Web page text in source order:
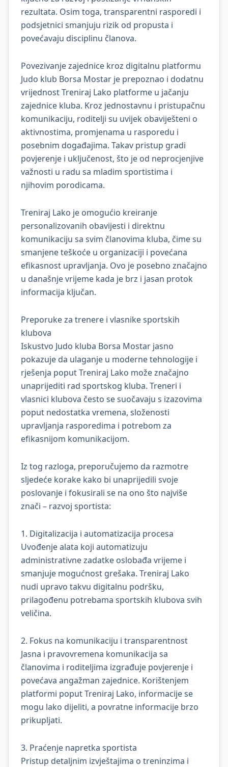
rezultata. Osim toga, transparentni rasporedi i
podsjetnici smanjuju rizik od propusta i
povećavaju disciplinu članova.
Povezivanje zajednice kroz digitalnu platformu
Judo klub Borsa Mostar je prepoznao i dodatnu
vrijednost Treniraj Lako platforme u jačanju
zajednice kluba. Kroz jednostavnu i pristupačnu
komunikaciju, roditelji su uvijek obaviješteni o
aktivnostima, promjenama u rasporedu i
posebnim događajima. Takav pristup gradi
povjerenje i uključenost, što je od neprocjenjive
važnosti u radu sa mladim sportistima i
njihovim porodicama.
Treniraj Lako je omogućio kreiranje
personalizovanih obavijesti i direktnu
komunikaciju sa svim članovima kluba, čime su
smanjene teškoće u organizaciji i povećana
efikasnost upravljanja. Ovo je posebno značajno
u današnje vrijeme kada je brz i jasan protok
informacija ključan.
Preporuke za trenere i vlasnike sportskih
klubova
Iskustvo Judo kluba Borsa Mostar jasno
pokazuje da ulaganje u moderne tehnologije i
rješenja poput Treniraj Lako može značajno
unaprijediti rad sportskog kluba. Treneri i
vlasnici klubova često se suočavaju s izazovima
poput nedostatka vremena, složenosti
upravljanja rasporedima i potrebom za
efikasnijom komunikacijom.
Iz tog razloga, preporučujemo da razmotre
sljedeće korake kako bi unaprijedili svoje
poslovanje i fokusirali se na ono što najviše
znači – razvoj sportista:
1. Digitalizacija i automatizacija procesa
Uvođenje alata koji automatizuju
administrativne zadatke oslobađa vrijeme i
smanjuje mogućnost grešaka. Treniraj Lako
nudi upravo takvu digitalnu podršku,
prilagođenu potrebama sportskih klubova svih
veličina.
2. Fokus na komunikaciju i transparentnost
Jasna i pravovremena komunikacija sa
članovima i roditeljima izgrađuje povjerenje i
povećava angažman zajednice. Korištenjem
platformi poput Treniraj Lako, informacije se
mogu lako dijeliti, a povratne informacije brzo
prikupljati.
3. Praćenje napretka sportista
Pristup detaljnim izvještajima o treninzima i